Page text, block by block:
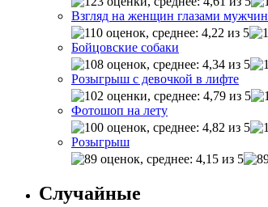
Взгляд на женщин глазами мужчин
Бойцовские собаки
Розыгрыш с девочкой в лифте
Фотошоп на лету
Розыгрыш
Случайные